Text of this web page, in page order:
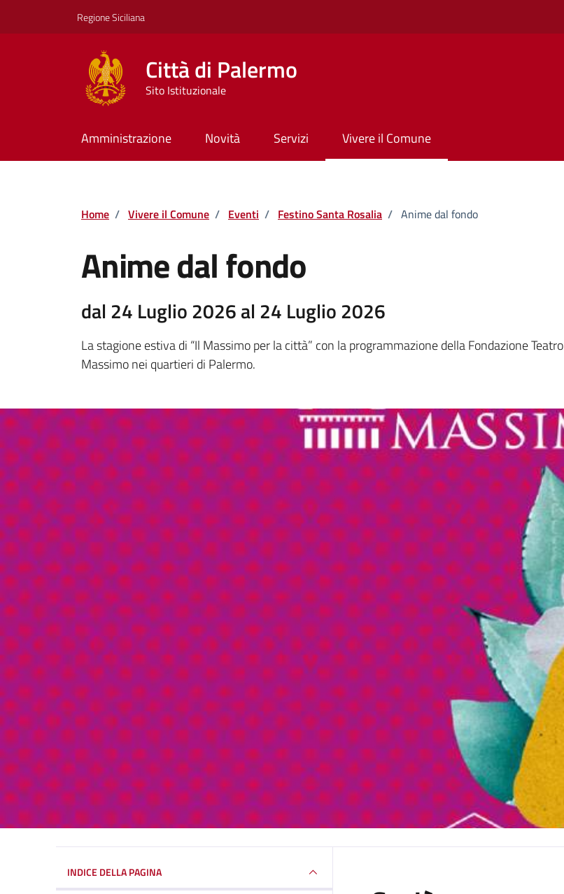
Regione Siciliana
Città di Palermo
Sito Istituzionale
Amministrazione Novità Servizi Vivere il Comune
Home / Vivere il Comune / Eventi / Festino Santa Rosalia / Anime dal fondo
Anime dal fondo
dal 24 Luglio 2026 al 24 Luglio 2026
La stagione estiva di “Il Massimo per la città” con la programmazione della Fondazione Teatro
Massimo nei quartieri di Palermo.
INDICE DELLA PAGINA